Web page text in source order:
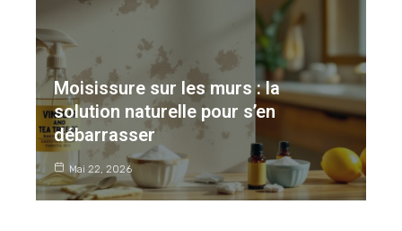
Moisissure sur les murs : la
solution naturelle pour s’en
débarrasser
Mai 22, 2026